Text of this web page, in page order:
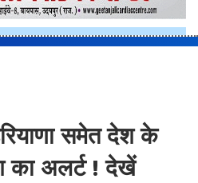
समेत देश के
का अलर्ट ! देखें